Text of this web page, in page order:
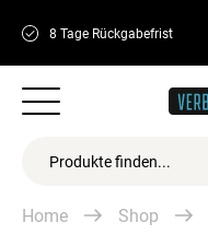
8 Tage Rückgabefrist
Home Shop